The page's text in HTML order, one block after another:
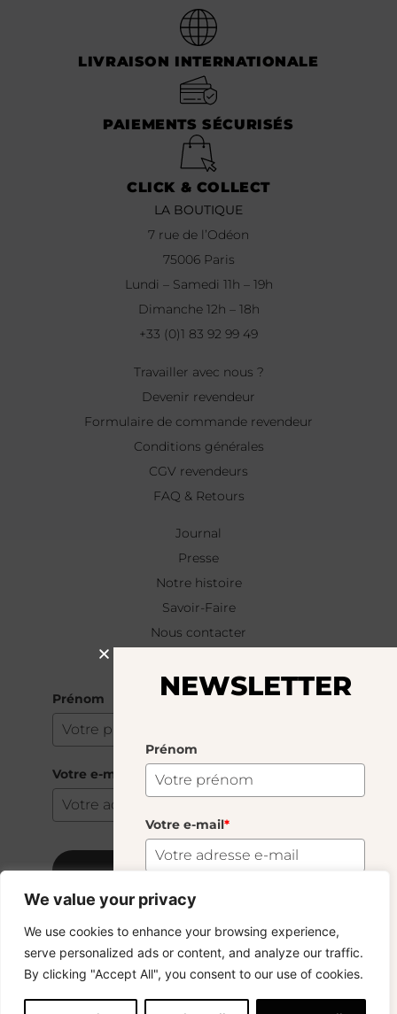
We value your privacy
We use cookies to enhance your browsing experience,
serve personalized ads or content, and analyze our traffic.
By clicking "Accept All", you consent to our use of cookies.
LIVRAISON INTERNATIONALE
PAIEMENTS SÉCURISÉS
CLICK & COLLECT
LA BOUTIQUE
7 rue de l’Odéon
75006 Paris
Lundi – Samedi 11h – 19h
Dimanche 12h – 18h
+33 (0)1 83 92 99 49
Travailler avec nous ?
Devenir revendeur
Formulaire de commande revendeur
Conditions générales
CGV revendeurs
FAQ & Retours
Journal
Presse
Notre histoire
Savoir-Faire
Nous contacter
Prénom
Votre e-mail
S'abonner
Copyright © 2024 – © La Soufflerie.
Toutes les créations, tous les designs et tous les contenus sont
protégés par le droit d’auteur et le droit des marques.
Photos non contractuelles.
NEWSLETTER
Prénom
Votre e-mail*
Vous voulez rester informé ? Inscrivez-vous